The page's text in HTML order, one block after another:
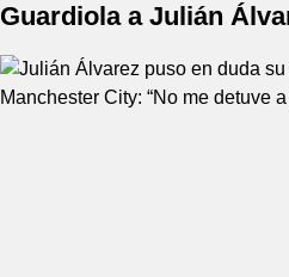
Guardiola a Julián